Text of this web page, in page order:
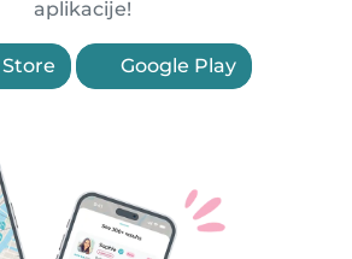
aplikacije!
Google Play